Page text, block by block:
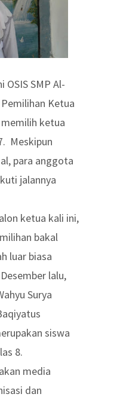
SMP Al-
Ketua
memilih ketua
Meskipun
para anggota
jalannya
ketua kali ini,
bakal
luar biasa
lalu,
Surya
siswa
8.
media
dan